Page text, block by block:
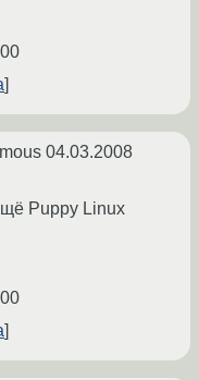
04.03.2008
Puppy Linux